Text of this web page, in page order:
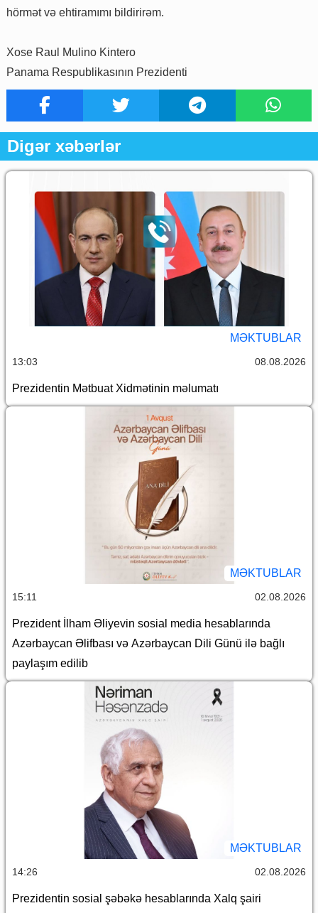
hörmət və ehtiramımı bildirirəm.
Xose Raul Mulino Kintero
Panama Respublikasının Prezidenti
Digər xəbərlər
MƏKTUBLAR
13:03 08.08.2026
Prezidentin Mətbuat Xidmətinin məlumatı
MƏKTUBLAR
15:11 02.08.2026
Prezident İlham Əliyevin sosial media hesablarında
Azərbaycan Əlifbası və Azərbaycan Dili Günü ilə bağlı
paylaşım edilib
MƏKTUBLAR
14:26 02.08.2026
Prezidentin sosial şəbəkə hesablarında Xalq şairi